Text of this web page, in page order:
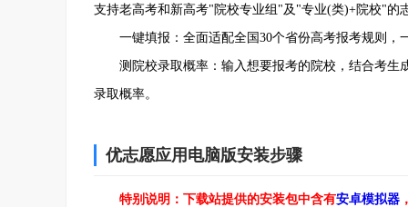
支持老高考和新高考"院校专业组"及"专业(类)+院校"的
一键填报：全面适配全国30个省份高考报考规则，
测院校录取概率：输入想要报考的院校，结合考生
录取概率。
优志愿应用电脑版安装步骤
特别说明：下载站提供的安装包中含有安卓模拟器